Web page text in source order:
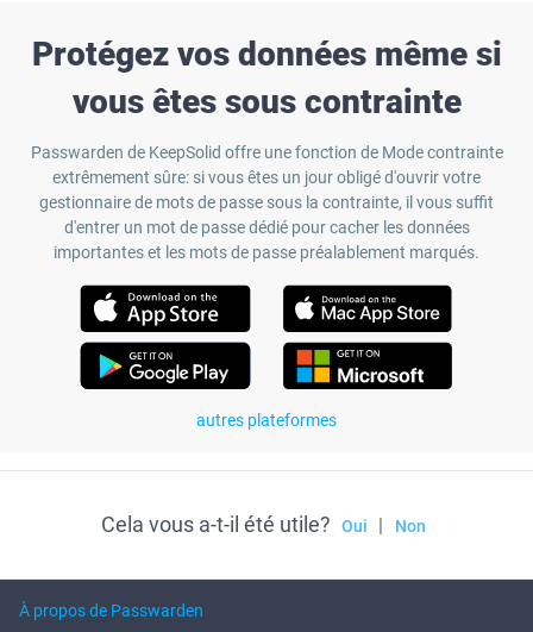
Protégez vos données même si
vous êtes sous contrainte
Passwarden de KeepSolid offre une fonction de Mode contrainte
extrêmement sûre: si vous êtes un jour obligé d'ouvrir votre
gestionnaire de mots de passe sous la contrainte, il vous suffit
d'entrer un mot de passe dédié pour cacher les données
importantes et les mots de passe préalablement marqués.
autres plateformes
Cela vous a-t-il été utile? Oui | Non
À propos de Passwarden